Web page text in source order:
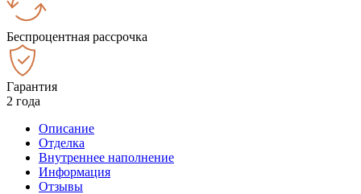
Беспроцентная рассрочка
Гарантия
2 года
Описание
Отделка
Внутреннее наполнение
Информация
Отзывы